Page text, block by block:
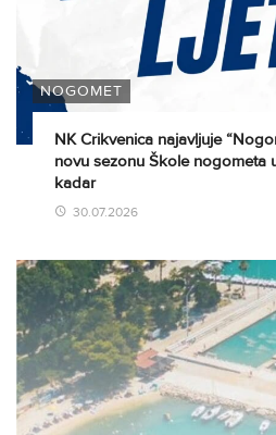
NOGOMET
NK Crikvenica najavljuje
novu sezonu Škole nogometa
kadar
30.07.2026